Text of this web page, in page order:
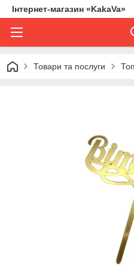
Інтернет-магазин «KakaVa»
Товари та послуги